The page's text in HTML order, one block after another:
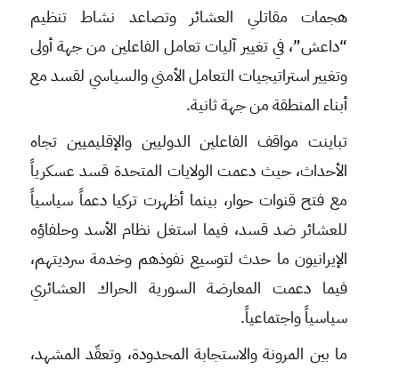
هجمات مقاتلي العشائر وتصاعد نشاط تنظيم
“داعش”، في تغيير آليات تعامل الفاعلين من جهة أولى
وتغيير استراتيجيات التعامل الأمني والسياسي لقسد مع
أبناء المنطقة من جهة ثانية.
تباينت مواقف الفاعلين الدوليين والإقليميين تجاه
الأحداث، حيث دعمت الولايات المتحدة قسد عسكرياً
مع فتح قنوات حوار، بينما أظهرت تركيا دعماً سياسياً
للعشائر ضد قسد، فيما استغل نظام الأسد وحلفاؤه
الإيرانيون ما حدث لتوسيع نفوذهم وخدمة سرديتهم،
فيما دعمت المعارضة السورية الحراك العشائري
سياسياً واجتماعياً.
ما بين المرونة والاستجابة المحدودة، وتعقّد المشهد،